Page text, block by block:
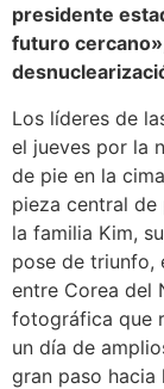
presidente
futuro
Los líderes de
el jueves por la
de pie en la
pieza central
la familia Kim,
pose de triunfo,
entre Corea del
fotográfica que
un día de
gran paso hacia